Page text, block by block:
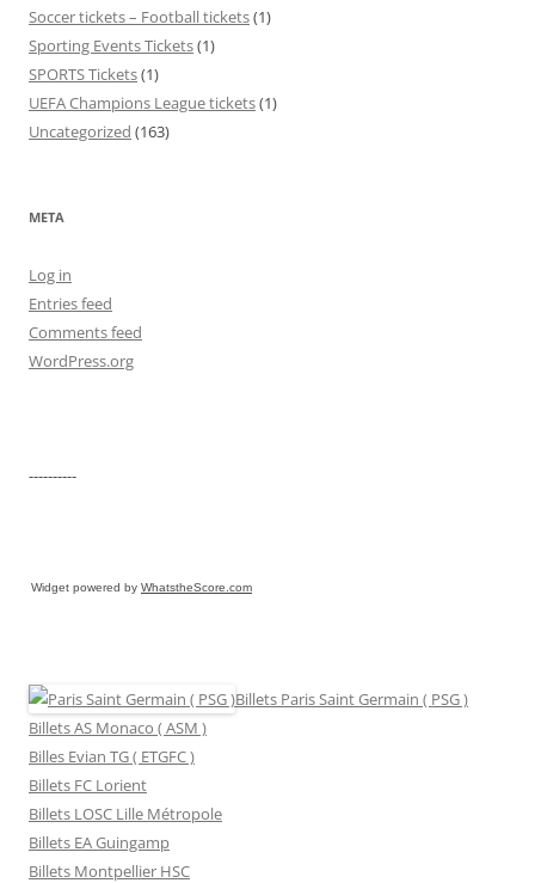
Soccer tickets – Football tickets(1)
Sporting Events Tickets(1)
SPORTS Tickets(1)
UEFA Champions League tickets(1)
Uncategorized (163)
META
Log in
Entries feed
Comments feed
WordPress.org
----------
Widget powered by WhatstheScore.com
Billets Paris Saint Germain ( PSG )
Billets AS Monaco ( ASM )
Billes Evian TG ( ETGFC )
Billets FC Lorient
Billets LOSC Lille Métropole
Billets EA Guingamp
Billets Montpellier HSC